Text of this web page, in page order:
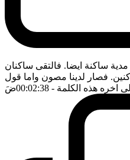
مدية ساكنة ايضا. فالتقى ساكنان
فصار لدينا مصون واما قول
اخره هذه الكلمة - 00:02:38 ضَ